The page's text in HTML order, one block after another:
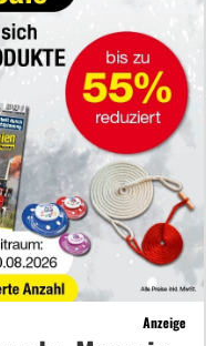
Anzeige